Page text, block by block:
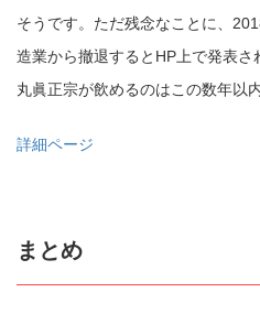
そうです。ただ残念なことに、
造業から撤退するとHP上で発表
丸眞正宗が飲めるのはこの数年以
詳細ページ
まとめ
https://jp.pokke.in/blog/8403